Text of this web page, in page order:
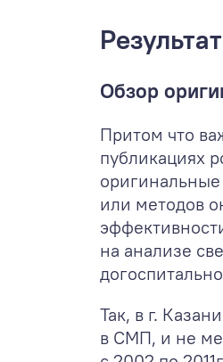
Обзор
Притом что
публикациях
или методов
на анализе
Так, в г.
в СМП, и не